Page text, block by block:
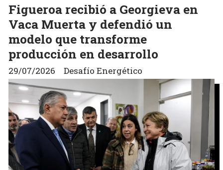
Figueroa recibió a Georgieva en
Vaca Muerta y defendió un
modelo que transforme
producción en desarrollo
Desafío Energético
29/07/2026